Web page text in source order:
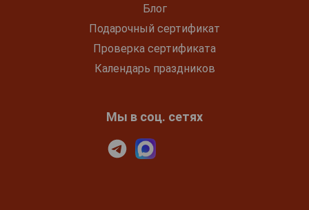
Блог
Подарочный сертификат
Проверка сертификата
Календарь праздников
Мы в соц. сетях